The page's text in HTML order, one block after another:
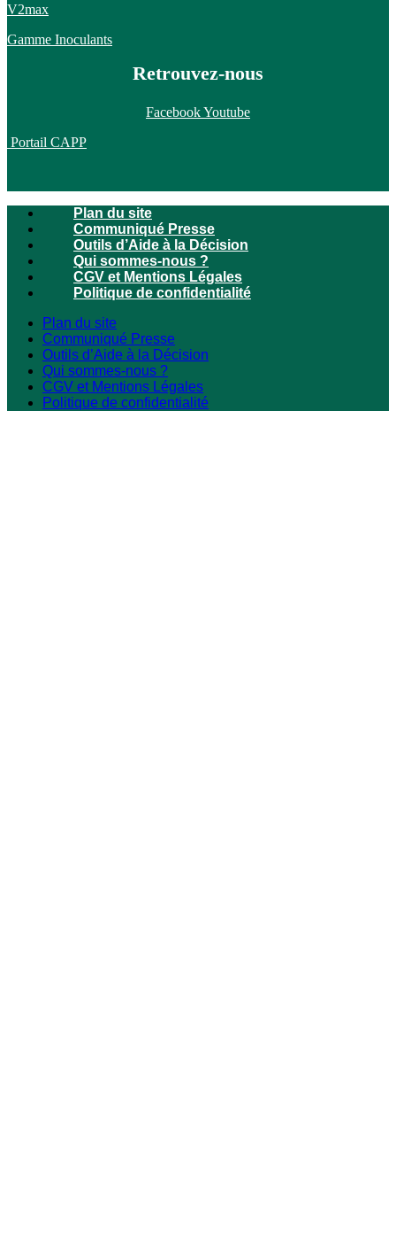
V2max
Gamme Inoculants
Retrouvez-nous
FacebookYoutube
Portail CAPP
Plan du site
Communiqué Presse
Outils d’Aide à la Décision
Qui sommes-nous ?
CGV et Mentions Légales
Politique de confidentialité
Plan du site
Communiqué Presse
Outils d’Aide à la Décision
Qui sommes-nous ?
CGV et Mentions Légales
Politique de confidentialité